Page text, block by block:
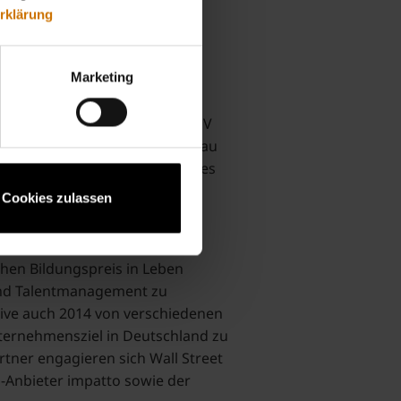
Marketing
Cookies zulassen
Management und der TÜV
Unternehmen anhand genau
Qualitätsmodell des
Bildungspreis in Leben
Talentmanagement zu
auch 2014 von verschiedenen
in Deutschland zu
engagieren sich Wall Street
Anbieter impatto sowie der